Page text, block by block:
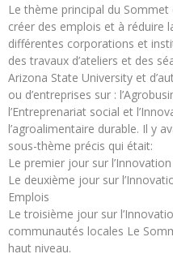
Le thème principal du
créer des emplois et à réduire
différentes corporations et
des travaux d’ateliers et des
Arizona State University et
ou d’entreprises sur :
l’Entreprenariat social et
l’agroalimentaire durable. Il y
sous-thème précis qui était:
Le premier jour sur
Le deuxième jour sur
Emplois
Le troisième jour sur
communautés locales Le
haut niveau.